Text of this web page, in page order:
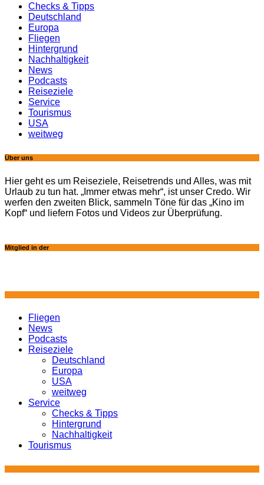
Checks & Tipps
Deutschland
Europa
Fliegen
Hintergrund
Nachhaltigkeit
News
Podcasts
Reiseziele
Service
Tourismus
USA
weitweg
Über uns
Hier geht es um Reiseziele, Reisetrends und Alles, was mit
Urlaub zu tun hat. „Immer etwas mehr“, ist unser Credo. Wir
werfen den zweiten Blick, sammeln Töne für das „Kino im
Kopf“ und liefern Fotos und Videos zur Überprüfung.
Mitglied in der
Fliegen
News
Podcasts
Reiseziele
Deutschland
Europa
USA
weitweg
Service
Checks & Tipps
Hintergrund
Nachhaltigkeit
Tourismus